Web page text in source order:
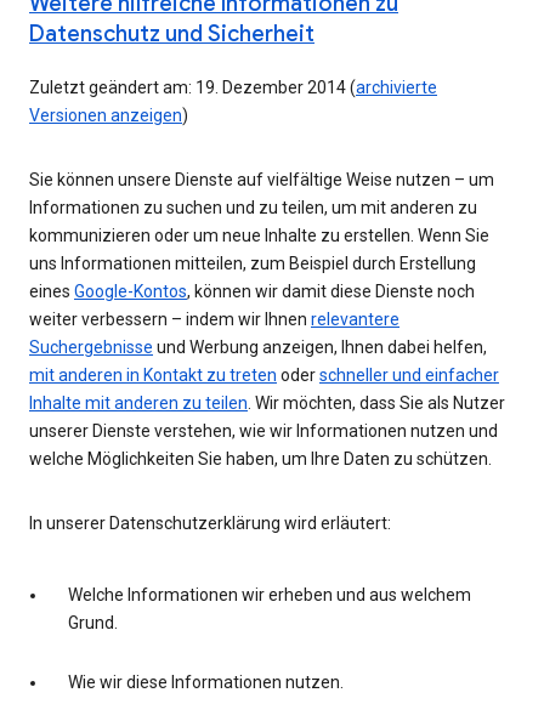
Datenschutz und Sicherheit
Zuletzt geändert am: 19. Dezember 2014 (archivierte
Versionen anzeigen)
Sie können unsere Dienste auf vielfältige Weise nutzen – um
Informationen zu suchen und zu teilen, um mit anderen zu
kommunizieren oder um neue Inhalte zu erstellen. Wenn Sie
uns Informationen mitteilen, zum Beispiel durch Erstellung
eines Google-Kontos, können wir damit diese Dienste noch
weiter verbessern – indem wir Ihnen relevantere
Suchergebnisse und Werbung anzeigen, Ihnen dabei helfen,
mit anderen in Kontakt zu treten oderschneller und einfacher
Inhalte mit anderen zu teilen. Wir möchten, dass Sie als Nutzer
unserer Dienste verstehen, wie wir Informationen nutzen und
welche Möglichkeiten Sie haben, um Ihre Daten zu schützen.
In unserer Datenschutzerklärung wird erläutert:
Welche Informationen wir erheben und aus welchem
Grund.
Wie wir diese Informationen nutzen.